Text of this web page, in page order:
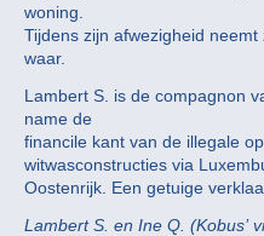
woning.
Tijdens zijn afwezigheid
waar.
Lambert S. is de compagnon
name de
financile kant van de illegale
witwasconstructies via
Oostenrijk. Een getuige
Lambert S. en Ine Q. (Kobus’